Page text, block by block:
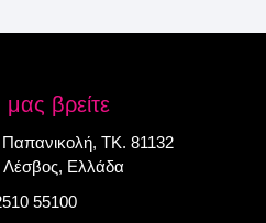
βρείτε
ΤΚ. 81132
Ελλάδα
55100